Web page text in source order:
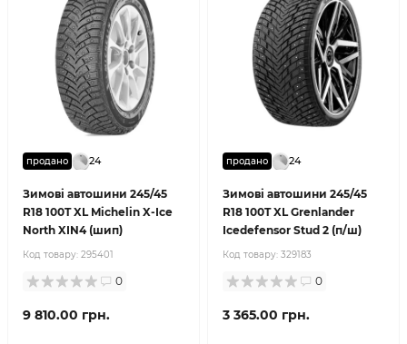
продано 24
Зимові автошини 245/45
R18 100T XL Michelin X-Ice
North XIN4 (шип)
Код товару: 295401
0
9 810.00 грн.
продано 24
Зимові автошини 245/45
R18 100T XL Grenlander
Icedefensor Stud 2 (п/ш)
Код товару: 329183
0
3 365.00 грн.